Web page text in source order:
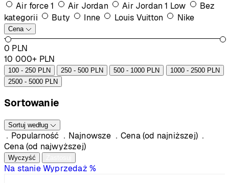
Air force 1 Air Jordan Air Jordan 1 Low
Bez
kategorii
Buty Inne Louis Vuitton Nike
Cena
0 PLN
10 000+ PLN
100 - 250 PLN 250 - 500 PLN 500 - 1000 PLN
1000 - 2500 PLN
2500 - 5000 PLN
Sortowanie
Sortuj według
Popularność Najnowsze
Cena (od najniższej)
Cena (od najwyższej)
Wyczyść
Na stanieWyprzedaż